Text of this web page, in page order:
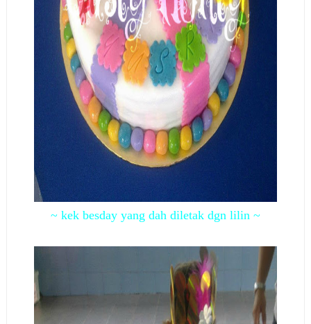
~ kek besday yang dah diletak dgn lilin ~